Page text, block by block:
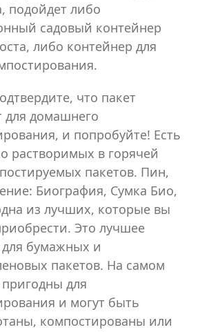
подойдет либо
садовый контейнер
либо контейнер для
что пакет
для домашнего
и попробуйте! Есть
растворимых в горячей
пакетов. Пин,
Биография, Сумка Био,
из лучших, которые вы
Это лучшее
для бумажных и
пакетов. На самом
для
и могут быть
компостированы или